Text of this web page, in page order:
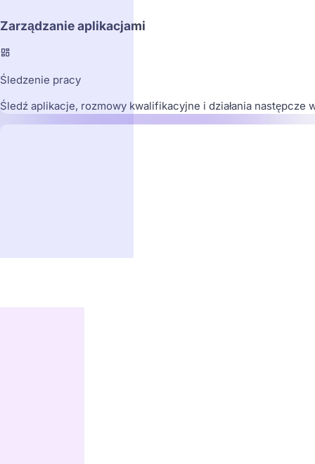
Zarządzanie aplikacjami
Śledzenie pracy
Śledź aplikacje, rozmowy kwalifikacyjne i działania następcze